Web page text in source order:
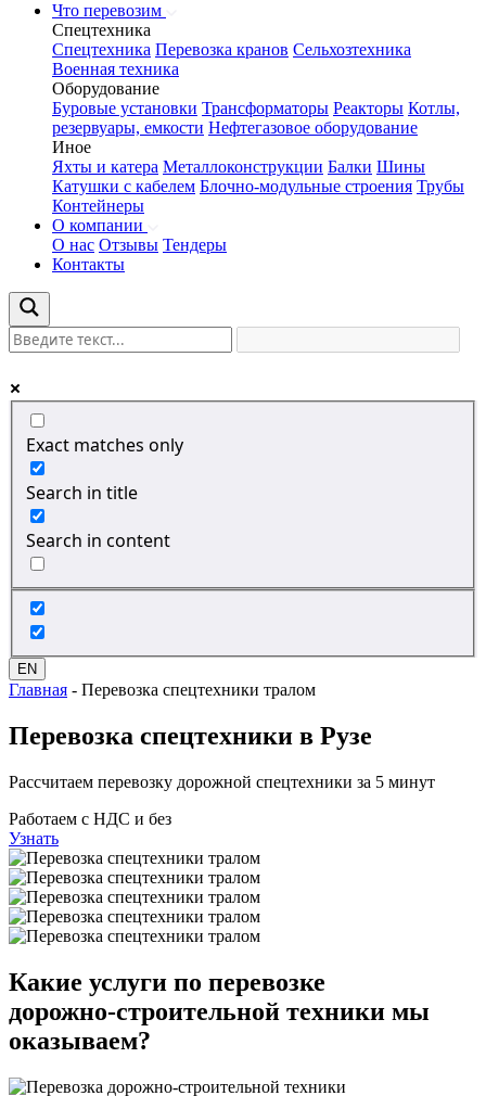
Что перевозим
Спецтехника
Спецтехника Перевозка кранов Сельхозтехника
Военная техника
Оборудование
Буровые установки Трансформаторы Реакторы Котлы,
резервуары, емкости Нефтегазовое оборудование
Иное
Яхты и катера Металлоконструкции Балки Шины
Катушки с кабелем Блочно-модульные строения Трубы
Контейнеры
О компании
О нас Отзывы Тендеры
Контакты
Exact matches only
Search in title
Search in content
EN
Главная - Перевозка спецтехники тралом
Перевозка спецтехники в Рузе
Рассчитаем перевозку дорожной спецтехники за 5 минут
Работаем с НДС и без
Узнать
Какие услуги по перевозке
дорожно-строительной техники мы
оказываем?